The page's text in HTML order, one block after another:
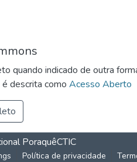
quando indicado de outra
descrita como Acesso Aberto
PoraquêCTIC
Política de privacidade